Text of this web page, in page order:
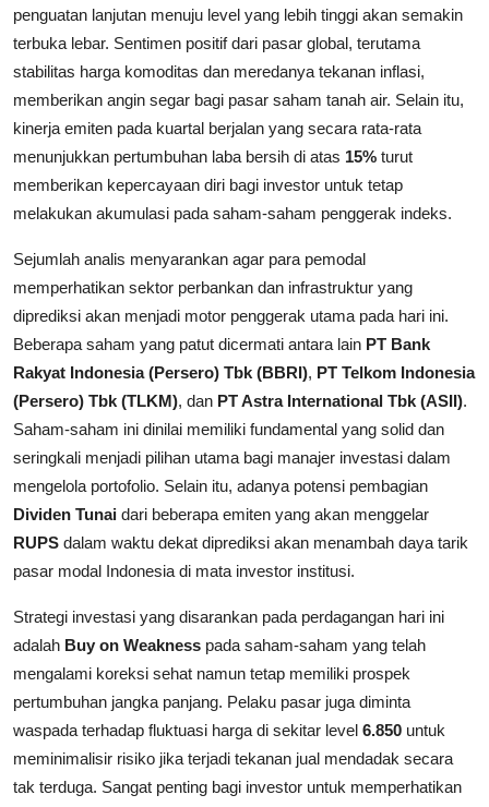
penguatan lanjutan menuju level yang lebih tinggi akan semakin
terbuka lebar. Sentimen positif dari pasar global, terutama
stabilitas harga komoditas dan meredanya tekanan inflasi,
memberikan angin segar bagi pasar saham tanah air. Selain itu,
kinerja emiten pada kuartal berjalan yang secara rata-rata
menunjukkan pertumbuhan laba bersih di atas 15% turut
memberikan kepercayaan diri bagi investor untuk tetap
melakukan akumulasi pada saham-saham penggerak indeks.
Sejumlah analis menyarankan agar para pemodal
memperhatikan sektor perbankan dan infrastruktur yang
diprediksi akan menjadi motor penggerak utama pada hari ini.
Beberapa saham yang patut dicermati antara lain PT Bank
Rakyat Indonesia (Persero) Tbk (BBRI), PT Telkom Indonesia
(Persero) Tbk (TLKM), dan PT Astra International Tbk (ASII).
Saham-saham ini dinilai memiliki fundamental yang solid dan
seringkali menjadi pilihan utama bagi manajer investasi dalam
mengelola portofolio. Selain itu, adanya potensi pembagian
Dividen Tunai dari beberapa emiten yang akan menggelar
RUPS dalam waktu dekat diprediksi akan menambah daya tarik
pasar modal Indonesia di mata investor institusi.
Strategi investasi yang disarankan pada perdagangan hari ini
adalah Buy on Weakness pada saham-saham yang telah
mengalami koreksi sehat namun tetap memiliki prospek
pertumbuhan jangka panjang. Pelaku pasar juga diminta
waspada terhadap fluktuasi harga di sekitar level 6.850 untuk
meminimalisir risiko jika terjadi tekanan jual mendadak secara
tak terduga. Sangat penting bagi investor untuk memperhatikan